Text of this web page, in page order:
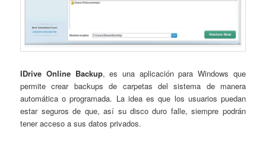
IDrive Online Backup, es una aplicación para Windows que
permite crear backups de carpetas del sistema de manera
automática o programada. La idea es que los usuarios puedan
estar seguros de que, así su disco duro falle, siempre podrán
tener acceso a sus datos privados.